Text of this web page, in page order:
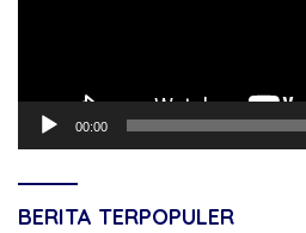
00:00
BERITA TERPOPULER